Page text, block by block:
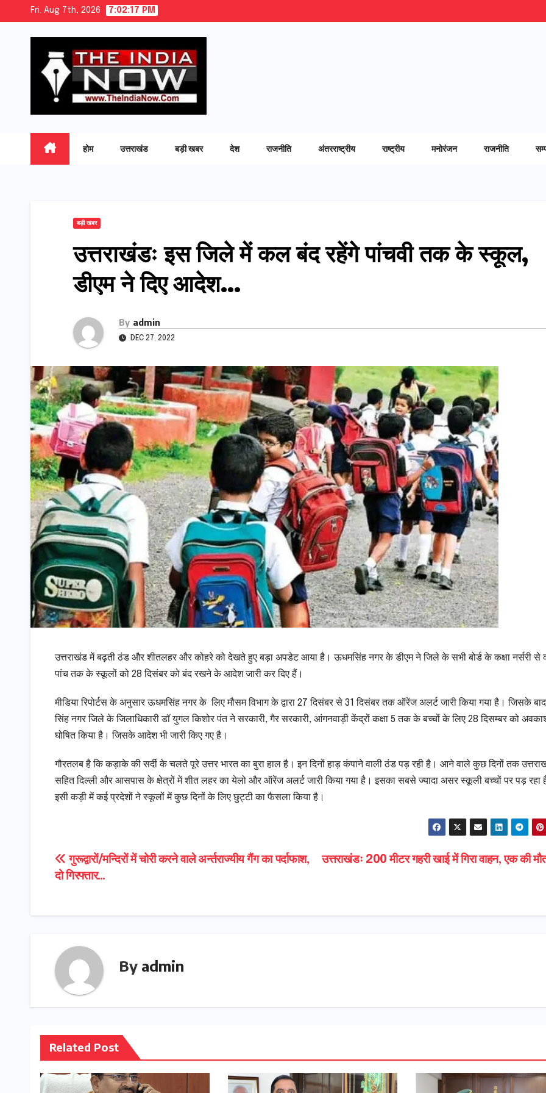
Fri. Aug 7th, 2026 7:02:18 PM
होम उत्तराखंड बड़ी खबर देश राजनीति अंतरराष्ट्रीय राष्ट्रीय मनोरंजन राजनीति
बड़ी खबर
उत्तराखंडः इस जिले में कल बंद रहेंगे पांचवी तक के स्कूल,
डीएम ने दिए आदेश…
By admin
DEC 27, 2022
उत्तराखंड में बढ़ती ठंड और शीतलहर और कोहरे को देखते हुए बड़ा अपडेट आया है। ऊधमसिंह नगर के डीएम ने जिले के सभी बोर्ड के कक्षा नर्सरी से
पांच तक के स्कूलों को 28 दिसंबर को बंद रखने के आदेश जारी कर दिए हैं।
मीडिया रिपोर्टस के अनुसार ऊधमसिंह नगर के लिए मौसम विभाग के द्वारा 27 दिसंबर से 31 दिसंबर तक ऑरेंज अलर्ट जारी किया गया है। जिसके
सिंह नगर जिले के जिलाधिकारी डॉ युगल किशोर पंत ने सरकारी, गैर सरकारी, आंगनवाड़ी केंद्रों कक्षा 5 तक के बच्चों के लिए 28 दिसम्बर को
घोषित किया है। जिसके आदेश भी जारी किए गए है।
गौरतलब है कि कड़ाके की सर्दी के चलते पूरे उत्तर भारत का बुरा हाल है। इन दिनों हाड़ कंपाने वाली ठंड पड़ रही है। आने वाले कुछ दिनों तक
सहित दिल्ली और आसपास के क्षेत्रों में शीत लहर का येलो और ऑरेंज अलर्ट जारी किया गया है। इसका सबसे ज्यादा असर स्कूली बच्चों पर पड़ रहा
इसी कड़ी में कई प्रदेशों ने स्कूलों में कुछ दिनों के लिए छुट्टी का फैसला किया है।
Post
उत्तराखंडः 200 मीटर गहरी खाई में गिरा वाहन, एक की
गुरूद्वारों/मन्दिरों में चोरी करने वाले अर्न्तराज्यीय गैंग का पर्दाफाश,
दो गिरफ्तार…
By admin
Related Post